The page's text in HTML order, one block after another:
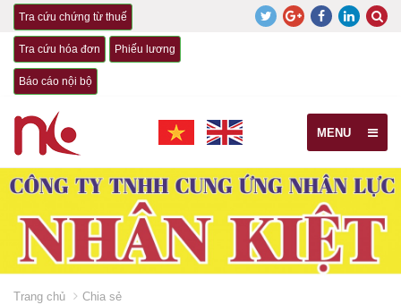
Tra cứu chứng từ thuế
Tra cứu hóa đơn Phiếu lương
Báo cáo nội bộ
MENU
Trang chủ
Chia sẻ